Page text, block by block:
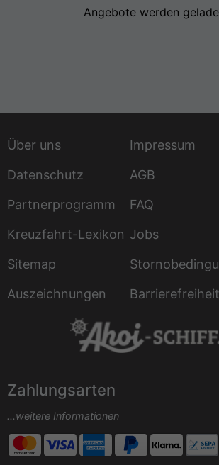
Angebote werden
Über uns
Impressum
Datenschutz
AGB
Partnerprogramm
FAQ
Kreuzfahrt-Lexikon Jobs
Sitemap
Auszeichnungen
Barrierefreiheit
Zahlungsarten
...weitere Informationen